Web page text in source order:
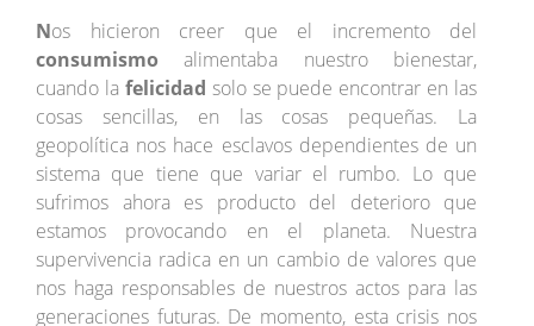
Nos hicieron creer que el incremento del
consumismo alimentaba nuestro bienestar,
cuando la felicidad solo se puede encontrar en las
cosas sencillas, en las cosas pequeñas. La
geopolítica nos hace esclavos dependientes de un
sistema que tiene que variar el rumbo. Lo que
sufrimos ahora es producto del deterioro que
estamos provocando en el planeta. Nuestra
supervivencia radica en un cambio de valores que
nos haga responsables de nuestros actos para las
generaciones futuras. De momento, esta crisis nos